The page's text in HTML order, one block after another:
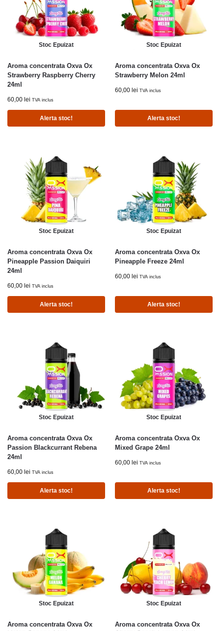
Stoc Epuizat
Aroma concentrata Oxva Ox
Strawberry Raspberry Cherry
24ml
60,00 lei TVA inclus
Alerta stoc!
Stoc Epuizat
Aroma concentrata Oxva Ox
Strawberry Melon 24ml
60,00 lei TVA inclus
Alerta stoc!
Stoc Epuizat
Aroma concentrata Oxva Ox
Pineapple Passion Daiquiri
24ml
60,00 lei TVA inclus
Alerta stoc!
Stoc Epuizat
Aroma concentrata Oxva Ox
Pineapple Freeze 24ml
60,00 lei TVA inclus
Alerta stoc!
Stoc Epuizat
Aroma concentrata Oxva Ox
Passion Blackcurrant Rebena
24ml
60,00 lei TVA inclus
Alerta stoc!
Stoc Epuizat
Aroma concentrata Oxva Ox
Mixed Grape 24ml
60,00 lei TVA inclus
Alerta stoc!
Stoc Epuizat
Aroma concentrata Oxva Ox
Stoc Epuizat
Aroma concentrata Oxva Ox